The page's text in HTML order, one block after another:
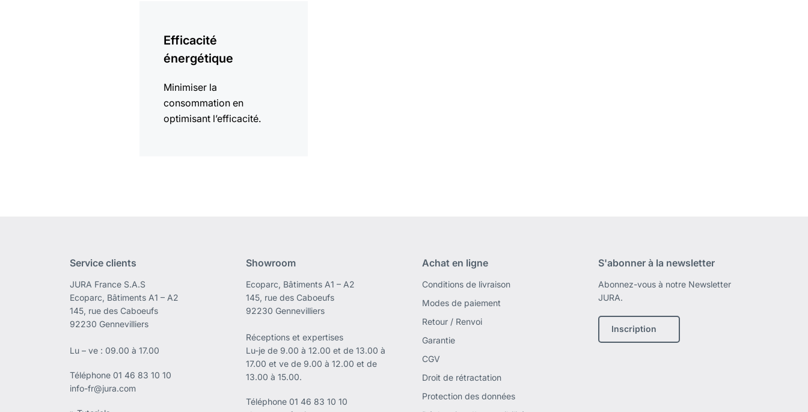
Efficacité
énergétique
Minimiser la
consommation en
optimisant l’efficacité.
Service clients
JURA France S.A.S
Ecoparc, Bâtiments A1 – A2
145, rue des Caboeufs
92230 Gennevilliers
Lu – ve : 09.00 à 17.00
Téléphone 01 46 83 10 10
info-fr@jura.com
Showroom
Ecoparc, Bâtiments A1 – A2
145, rue des Caboeufs
92230 Gennevilliers
Réceptions et expertises
Lu-je de 9.00 à 12.00 et de 13.00 à
17.00 et ve de 9.00 à 12.00 et de
13.00 à 15.00.
Téléphone 01 46 83 10 10
Achat en ligne
Conditions de livraison
Modes de paiement
Retour / Renvoi
Garantie
CGV
Droit de rétractation
Protection des données
S'abonner à la newsletter
Abonnez-vous à notre Newsletter
JURA.
Inscription